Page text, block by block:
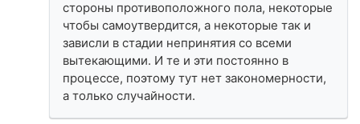
стороны противоположного пола, некоторые
чтобы самоутвердится, а некоторые так и
зависли в стадии непринятия со всеми
вытекающими. И те и эти постоянно в
процессе, поэтому тут нет закономерности,
а только случайности.